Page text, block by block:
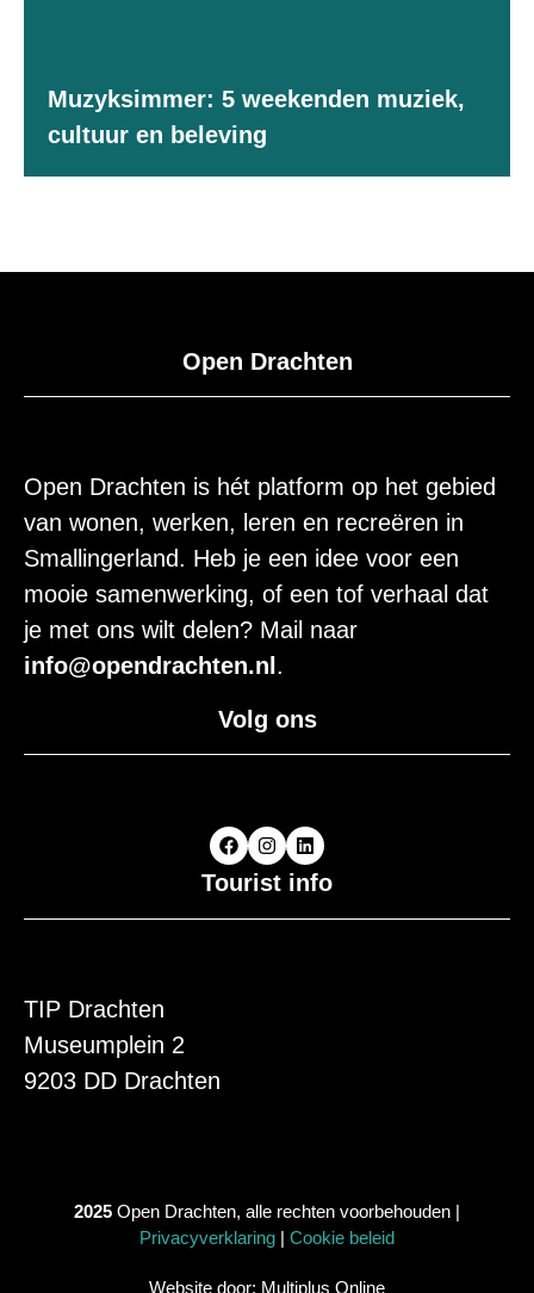
Muzyksimmer: 5 weekenden muziek,
cultuur en beleving
Open Drachten
Open Drachten is hét platform op het gebied
van wonen, werken, leren en recreëren in
Smallingerland. Heb je een idee voor een
mooie samenwerking, of een tof verhaal dat
je met ons wilt delen? Mail naar
info@opendrachten.nl .
Volg ons
Tourist info
TIP Drachten
Museumplein 2
9203 DD Drachten
2025 Open Drachten, alle rechten voorbehouden |
Privacyverklaring | Cookie beleid
Website door: Multiplus Online